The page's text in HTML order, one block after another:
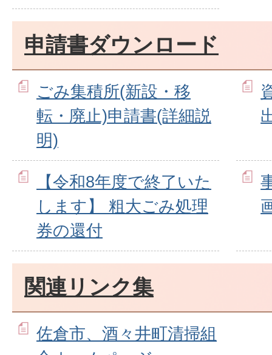
申請書ダウンロード
ごみ集積所(新設・移
転・廃止)申請書(詳細説
明)
【令和8年度で終了いた
します】 粗大ごみ処理
券の還付
関連リンク集
佐倉市、酒々井町清掃組